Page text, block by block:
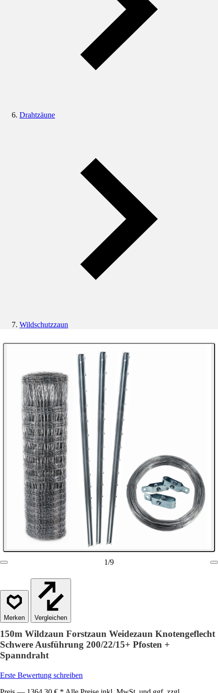
Drahtzäune
Wildschutzzaun
1/9
Vergleichen
150m Wildzaun Forstzaun Weidezaun Knotengeflecht
Schwere Ausführung 200/22/15+ Pfosten +
Spanndraht
Erste Bewertung schreiben